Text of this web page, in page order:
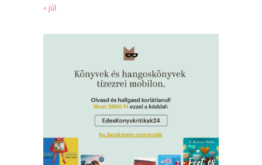
« júl